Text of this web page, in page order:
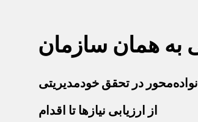
به همان سازمان
از ارزیابی نیازها تا اقدام